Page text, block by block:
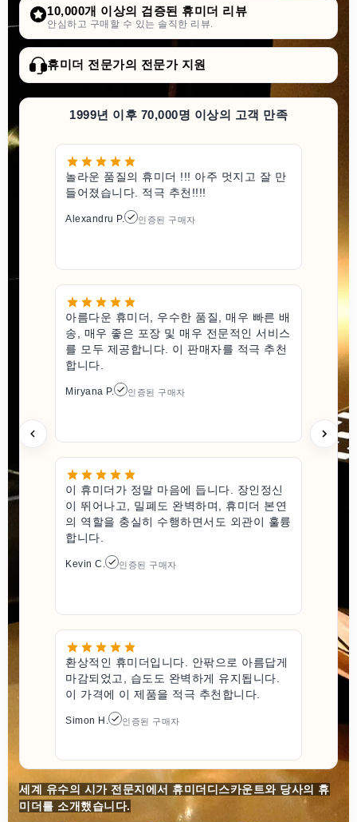
10,000개 이상의 검증된 휴미더 리뷰
안심하고 구매할 수 있는 솔직한 리뷰.
휴미더 전문가의 전문가 지원
1999년 이후 70,000명 이상의 고객 만족
놀라운 품질의 휴미더 !!! 아주 멋지고 잘 만
들어졌습니다. 적극 추천!!!!
Alexandru P. 인증된 구매자
아름다운 휴미더, 우수한 품질, 매우 빠른 배
송, 매우 좋은 포장 및 매우 전문적인 서비스
를 모두 제공합니다. 이 판매자를 적극 추천
합니다.
Miryana P. 인증된 구매자
이 휴미더가 정말 마음에 듭니다. 장인정신
이 뛰어나고, 밀폐도 완벽하며, 휴미더 본연
의 역할을 충실히 수행하면서도 외관이 훌륭
합니다.
Kevin C. 인증된 구매자
환상적인 휴미더입니다. 안팎으로 아름답게
마감되었고, 습도도 완벽하게 유지됩니다.
이 가격에 이 제품을 적극 추천합니다.
Simon H. 인증된 구매자
세계 유수의 시가 전문지에서 휴미더디스카운트와 당사의 휴
미더를 소개했습니다.